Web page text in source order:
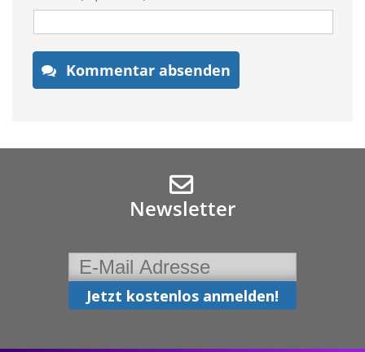
Kommentar absenden
Newsletter